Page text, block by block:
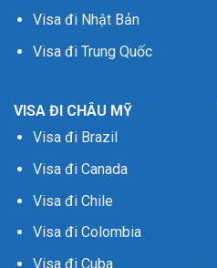
Visa đi Nhật Bản
Visa đi Trung Quốc
VISA ĐI CHÂU MỸ
Visa đi Brazil
Visa đi Canada
Visa đi Chile
Visa đi Colombia
Visa đi Cuba